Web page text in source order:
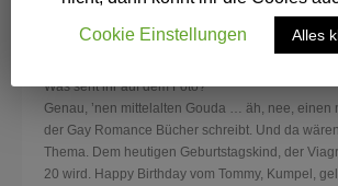
Was seht ihr auf dem Foto?
Genau, ’nen mittelalten Gouda … äh, nee, einen
der Gay Romance Bücher schreibt. Und da
Thema. Dem heutigen Geburtstagskind, der
20 wird. Happy Birthday vom Tommy, Kumpel,
Cookie Einstellungen
Alles